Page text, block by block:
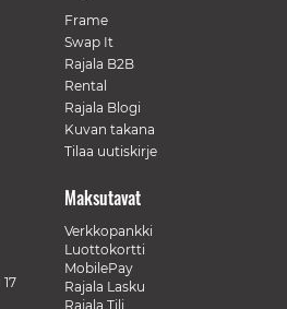
Frame
Swap It
Rajala B2B
Rental
Rajala Blogi
Kuvan takana
Tilaa uutiskirje
Maksutavat
Verkkopankki
Luottokortti
MobilePay
Rajala Lasku
Rajala Tili